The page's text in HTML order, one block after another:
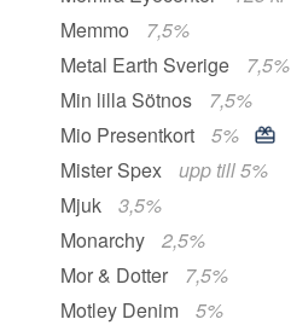
Memmo
7,5%
Metal Earth Sverige
7,5%
Min lilla Sötnos
7,5%
Mio Presentkort
5%
Mister Spex
upp till 5%
Mjuk
3,5%
Monarchy
2,5%
Mor & Dotter
7,5%
Motley Denim
5%